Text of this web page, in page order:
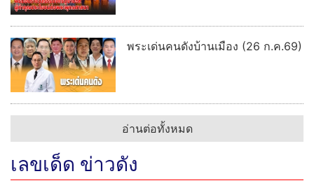
พระเด่นคนดังบ้านเมือง (26 ก.ค.69)
อ่านต่อทั้งหมด
เลขเด็ด ข่าวดัง